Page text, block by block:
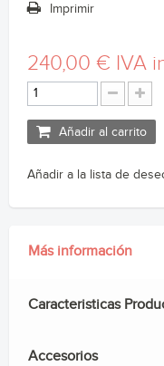
Imprimir
240,00 € IVA
Añadir al carrito
Añadir a la lista de
Más información
Caracteristicas
Accesorios